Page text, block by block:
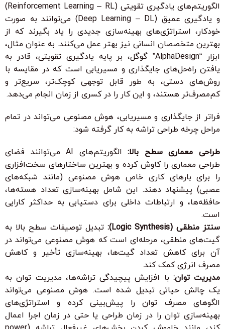
الگوریتم‌های یادگیری تقویتی (Reinforcement Learning – RL)
و یادگیری عمیق (Deep Learning – DL) می‌توانند به صورت
خودکار، استراتژی‌های بهینه‌سازی جدیدی را یاد بگیرند که از
بهترین متخصصان انسانی نیز بهتر عمل می‌کنند. به عنوان مثال،
ابزار “AlphaDesign” گوگل، بر پایه یادگیری تقویتی، قادر به
یافتن راه‌حل‌های جایگذاری و مسیریابی است که در مقایسه با
روش‌های دستی، به طور قابل توجهی کوچک‌تر، سریع‌تر و
کم‌مصرف‌تر هستند، و این کار را در کسری از زمان انجام می‌دهد.
فراتر از جایگذاری و مسیریابی، هوش مصنوعی می‌تواند در تمام
مراحل چرخه طراحی تراشه به کار گرفته شود:
طراحی معماری سطح بالا:
الگوریتم‌های AI می‌توانند فضای
طراحی معماری را کاوش کرده و بهترین ساختارهای سخت‌افزاری
را برای بارهای کاری خاص هوش مصنوعی (مانند شبکه‌های
عصبی) پیشنهاد دهند. این شامل بهینه‌سازی تعداد هسته‌ها،
حافظه‌ها، و ارتباطات داخلی برای دستیابی به حداکثر کارایی
است.
سنتز منطقی (Logic Synthesis):
تبدیل توصیفات سطح بالا به
گیت‌های منطقی، مرحله‌ای است که هوش مصنوعی می‌تواند در
آن برای کاهش تعداد گیت‌ها، بهینه‌سازی تأخیر و کاهش
مصرف انرژی کمک کند.
مدیریت توان: با افزایش پیچیدگی تراشه‌ها، مدیریت توان به
یک چالش حیاتی تبدیل شده است. هوش مصنوعی می‌تواند
الگوهای مصرف توان را پیش‌بینی کرده و استراتژی‌های
بهینه‌سازی توان را در زمان طراحی یا حتی در زمان اجرا اعمال